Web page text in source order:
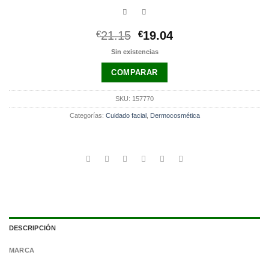
€21.15 El
precio
era:
€21.15.
€19.04El
Sin existencias
COMPARAR
SKU: 157770
Categorías: Cuidado facial Dermocosmética
DESCRIPCIÓN
MARCA